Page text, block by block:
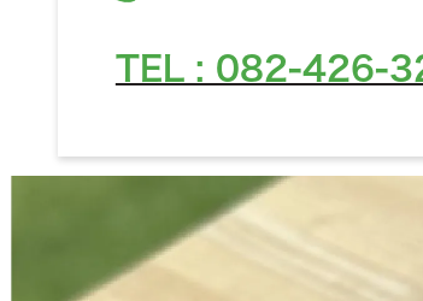
TEL : 082-426-